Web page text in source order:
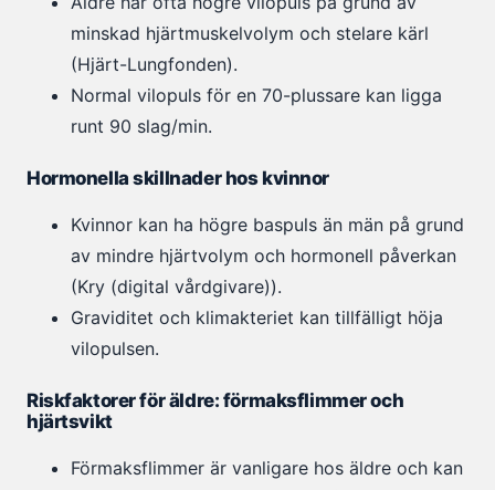
minskad hjärtmuskelvolym och stelare kärl
(Hjärt-Lungfonden).
Normal vilopuls för en 70-plussare kan ligga
runt 90 slag/min.
Hormonella skillnader hos kvinnor
Kvinnor kan ha högre baspuls än män på grund
av mindre hjärtvolym och hormonell påverkan
(Kry (digital vårdgivare)).
Graviditet och klimakteriet kan tillfälligt höja
vilopulsen.
Riskfaktorer för äldre: förmaksflimmer och
hjärtsvikt
Förmaksflimmer är vanligare hos äldre och kan